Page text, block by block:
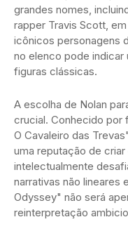
grandes nomes,
rapper Travis Scott,
icônicos personagens
no elenco pode indicar
figuras clássicas.
A escolha de Nolan
crucial. Conhecido por
O Cavaleiro das
uma reputação de
intelectualmente
narrativas não
Odyssey" não será
reinterpretação